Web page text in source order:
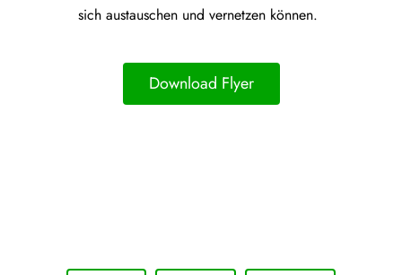
sich austauschen und vernetzen können.
Download Flyer